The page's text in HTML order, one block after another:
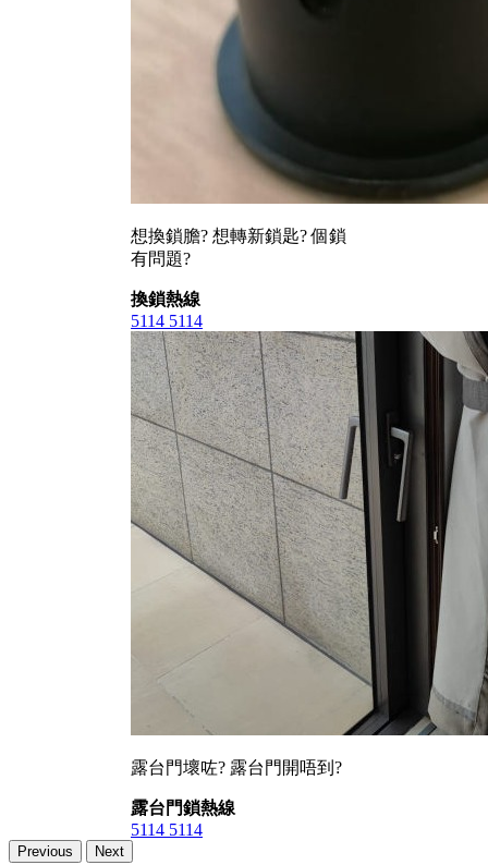
想換鎖膽? 想轉新鎖匙? 個鎖
有問題?
換鎖熱線
5114 5114
露台門壞咗? 露台門開唔到?
露台門鎖熱線
5114 5114
Previous Next